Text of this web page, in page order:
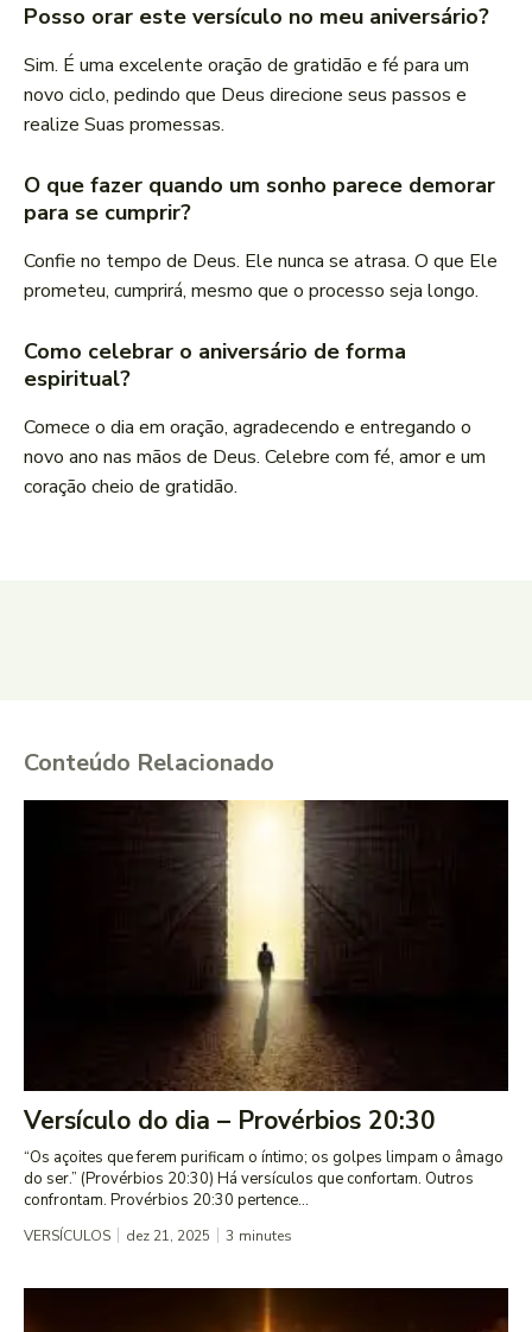
Posso orar este versículo no meu aniversário?
Sim. É uma excelente oração de gratidão e fé para um
novo ciclo, pedindo que Deus direcione seus passos e
realize Suas promessas.
O que fazer quando um sonho parece demorar
para se cumprir?
Confie no tempo de Deus. Ele nunca se atrasa. O que Ele
prometeu, cumprirá, mesmo que o processo seja longo.
Como celebrar o aniversário de forma
espiritual?
Comece o dia em oração, agradecendo e entregando o
novo ano nas mãos de Deus. Celebre com fé, amor e um
coração cheio de gratidão.
Conteúdo Relacionado
Versículo do dia – Provérbios 20:30
“Os açoites que ferem purificam o íntimo; os golpes limpam o âmago
do ser.” (Provérbios 20:30) Há versículos que confortam. Outros
confrontam. Provérbios 20:30 pertence...
VERSÍCULOS dez 21, 2025 3 minutes